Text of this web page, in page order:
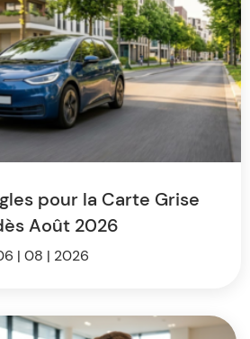
pour la Carte Grise
Août 2026
| 08 | 2026